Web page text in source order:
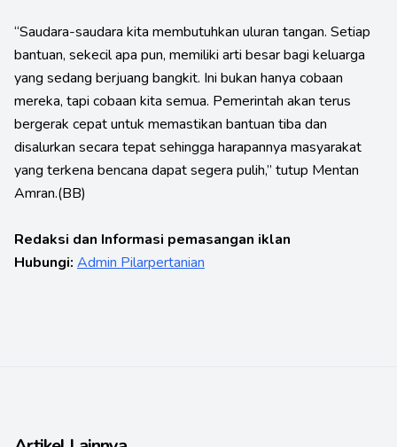
“Saudara-saudara kita membutuhkan uluran tangan. Setiap
bantuan, sekecil apa pun, memiliki arti besar bagi keluarga
yang sedang berjuang bangkit. Ini bukan hanya cobaan
mereka, tapi cobaan kita semua. Pemerintah akan terus
bergerak cepat untuk memastikan bantuan tiba dan
disalurkan secara tepat sehingga harapannya masyarakat
yang terkena bencana dapat segera pulih,” tutup Mentan
Amran.(BB)
Redaksi dan Informasi pemasangan iklan
Hubungi: Admin Pilarpertanian